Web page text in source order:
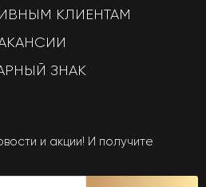
КЛИЕНТАМ
ЗНАК
и акции! И получите